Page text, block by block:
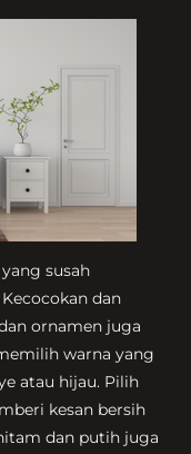
susah
dan
ornamen juga
warna yang
atau hijau. Pilih
kesan bersih
dan putih juga